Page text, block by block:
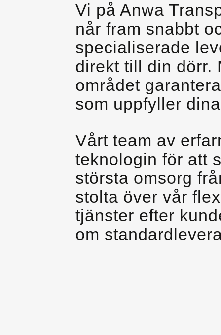
Vi på Anwa
når fram snabbt
specialiserade
direkt till din dörr.
området
som uppfyller
Vårt team av
teknologin för att
största omsorg
stolta över vår
tjänster efter
om